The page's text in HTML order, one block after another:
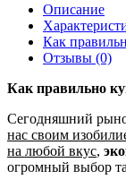
Описание
Как
Отзывы (0)
Как правильно
Сегодняшний
нас своим
на любой вкус,
огромный выбор